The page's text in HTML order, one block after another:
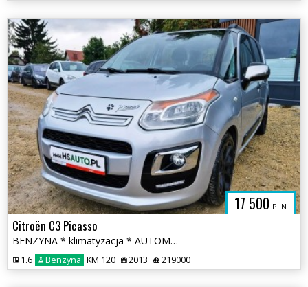
17 500 PLN
Citroën C3 Picasso
BENZYNA * klimatyzacja * AUTOMAT * super * okazja
1.6 Benzyna KM 120 2013 219000